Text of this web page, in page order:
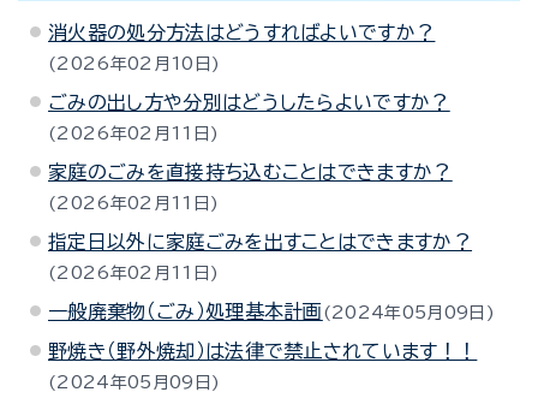
消火器の処分方法はどうすればよいですか？
2026年02月10日
ごみの出し方や分別はどうしたらよいですか？
2026年02月11日
家庭のごみを直接持ち込むことはできますか？
2026年02月11日
指定日以外に家庭ごみを出すことはできますか？
2026年02月11日
一般廃棄物（ごみ）処理基本計画 2024年05月09日
野焼き（野外焼却）は法律で禁止されています！！
2024年05月09日